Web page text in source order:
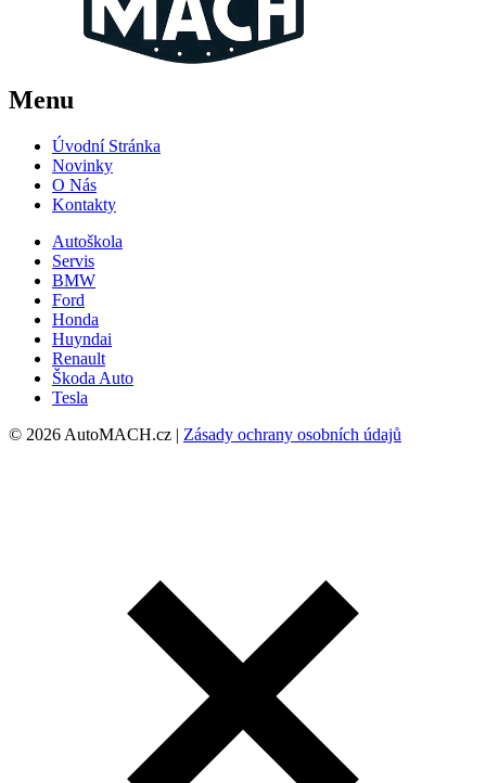
Menu
Úvodní Stránka
Novinky
O Nás
Kontakty
Autoškola
Servis
BMW
Ford
Honda
Huyndai
Renault
Škoda Auto
Tesla
© 2026 AutoMACH.cz | Zásady ochrany osobních údajů